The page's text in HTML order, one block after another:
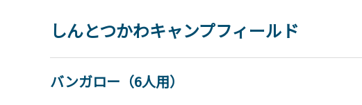
しんとつかわキャンプフィールド
バンガロー（6人用）